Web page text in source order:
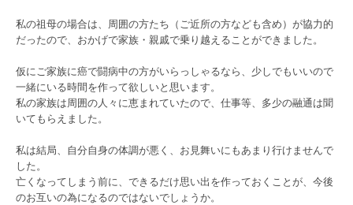
私の祖母の場合は、周囲の方たち（ご近所の方なども含め）が協力的
だったので、おかげで家族・親戚で乗り越えることができました。
仮にご家族に癌で闘病中の方がいらっしゃるなら、少しでもいいので
一緒にいる時間を作って欲しいと思います。
私の家族は周囲の人々に恵まれていたので、仕事等、多少の融通は聞
いてもらえました。
私は結局、自分自身の体調が悪く、お見舞いにもあまり行けませんで
した。
亡くなってしまう前に、できるだけ思い出を作っておくことが、今後
のお互いの為になるのではないでしょうか。